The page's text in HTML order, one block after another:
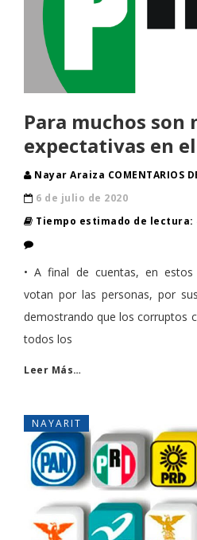
Para muchos son
expectativas en el
Nayar Araiza COMENTARIOS
6 de julio de 2020
Tiempo estimado de lectura:
• A final de cuentas, en
votan por las personas, por
demostrando que los corruptos
todos los
Leer Más…
NAYARIT